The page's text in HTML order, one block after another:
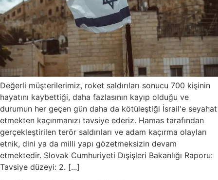
Değerli müşterilerimiz, roket saldırıları sonucu 700 kişinin
hayatını kaybettiği, daha fazlasının kayıp olduğu ve
durumun her geçen gün daha da kötüleştiği İsrail'e seyahat
etmekten kaçınmanızı tavsiye ederiz. Hamas tarafından
gerçekleştirilen terör saldırıları ve adam kaçırma olayları
etnik, dini ya da milli yapı gözetmeksizin devam
etmektedir. Slovak Cumhuriyeti Dışişleri Bakanlığı Raporu:
Tavsiye düzeyi: 2. [...]